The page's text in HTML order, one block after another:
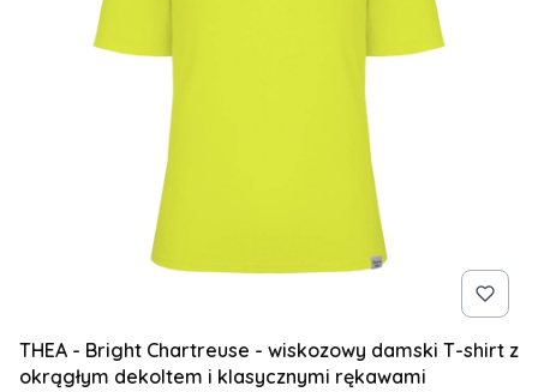
THEA - Bright Chartreuse - wiskozowy damski T-shirt z
okrągłym dekoltem i klasycznymi rękawami